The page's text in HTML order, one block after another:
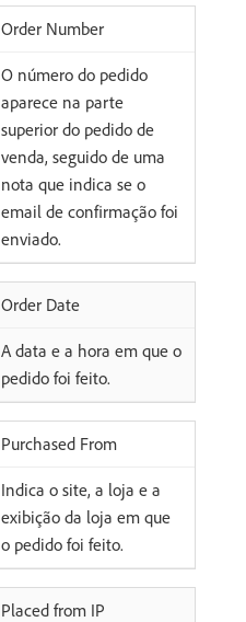
Order Number
O número do pedido
aparece na parte
superior do pedido de
venda, seguido de uma
nota que indica se o
email de confirmação foi
enviado.
Order Date
A data e a hora em que o
pedido foi feito.
Purchased From
Indica o site, a loja e a
exibição da loja em que
o pedido foi feito.
Placed from IP